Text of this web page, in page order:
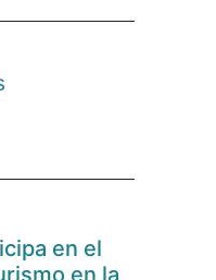
en el